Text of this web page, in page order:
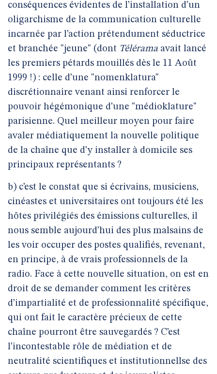
conséquences évidentes de l’installation d’un
oligarchisme de la communication culturelle
incarnée par l’action prétendument séductrice
et branchée "jeune" (dont Télérama avait lancé
les premiers pétards mouillés dès le 11 Août
1999 !) : celle d’une "nomenklatura"
discrétionnaire venant ainsi renforcer le
pouvoir hégémonique d’une "médioklature"
parisienne. Quel meilleur moyen pour faire
avaler médiatiquement la nouvelle politique
de la chaîne que d’y installer à domicile ses
principaux représentants ?
b) c’est le constat que si écrivains, musiciens,
cinéastes et universitaires ont toujours été les
hôtes privilégiés des émissions culturelles, il
nous semble aujourd’hui des plus malsains de
les voir occuper des postes qualifiés, revenant,
en principe, à de vrais professionnels de la
radio. Face à cette nouvelle situation, on est en
droit de se demander comment les critères
d’impartialité et de professionnalité spécifique,
qui ont fait le caractère précieux de cette
chaîne pourront être sauvegardés ? C’est
l’incontestable rôle de médiation et de
neutralité scientifiques et institutionnellse des